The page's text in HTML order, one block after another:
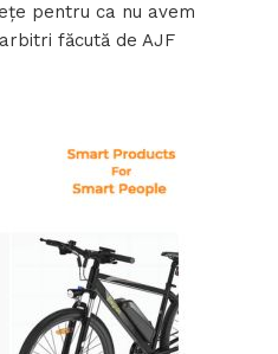
pentru ca nu avem
făcută de AJF